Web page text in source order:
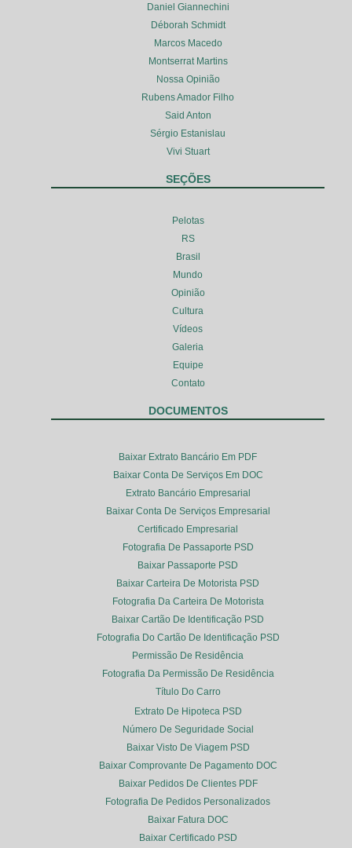
Daniel Giannechini
Déborah Schmidt
Marcos Macedo
Montserrat Martins
Nossa Opinião
Rubens Amador Filho
Said Anton
Sérgio Estanislau
Vivi Stuart
SEÇÕES
Pelotas
RS
Brasil
Mundo
Opinião
Cultura
Vídeos
Galeria
Equipe
Contato
DOCUMENTOS
Baixar Extrato Bancário Em PDF
Baixar Conta De Serviços Em DOC
Extrato Bancário Empresarial
Baixar Conta De Serviços Empresarial
Certificado Empresarial
Fotografia De Passaporte PSD
Baixar Passaporte PSD
Baixar Carteira De Motorista PSD
Fotografia Da Carteira De Motorista
Baixar Cartão De Identificação PSD
Fotografia Do Cartão De Identificação PSD
Permissão De Residência
Fotografia Da Permissão De Residência
Título Do Carro
Extrato De Hipoteca PSD
Número De Seguridade Social
Baixar Visto De Viagem PSD
Baixar Comprovante De Pagamento DOC
Baixar Pedidos De Clientes PDF
Fotografia De Pedidos Personalizados
Baixar Fatura DOC
Baixar Certificado PSD